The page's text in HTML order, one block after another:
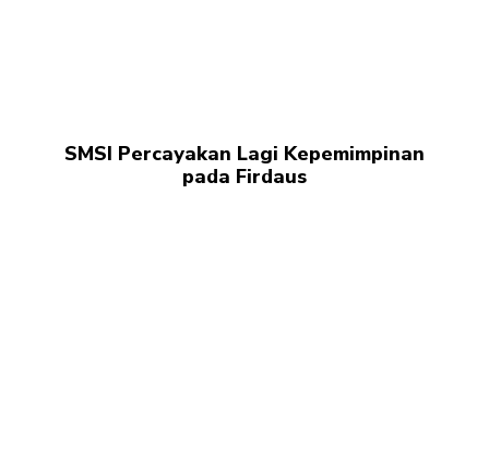
SMSI Percayakan Lagi Kepemimpinan
pada Firdaus